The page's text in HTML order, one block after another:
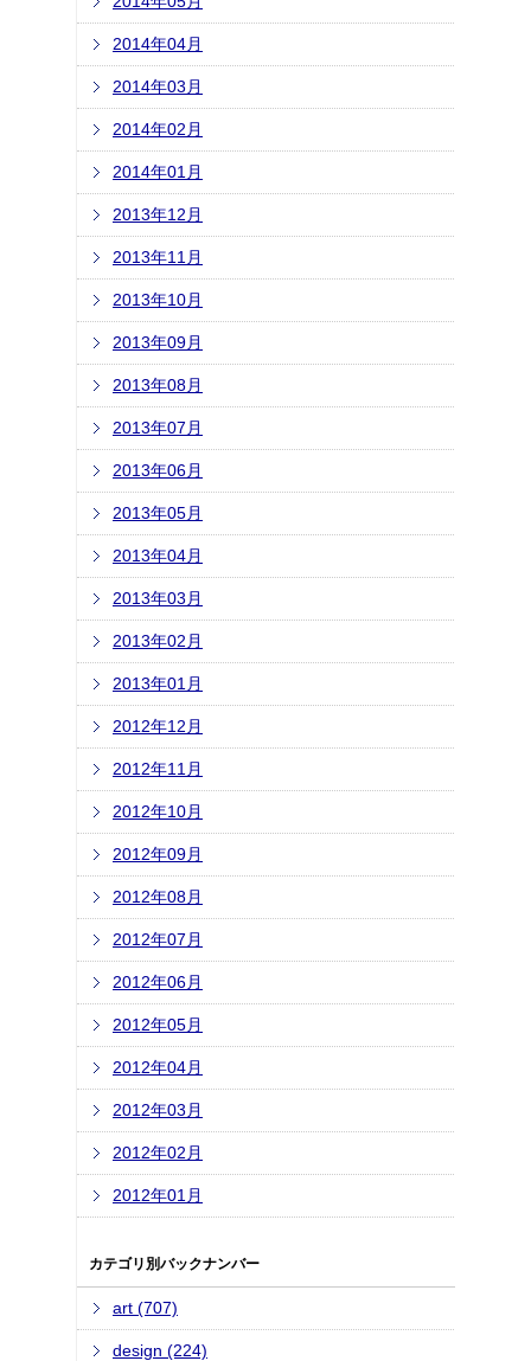
2014年04月
2014年03月
2014年02月
2014年01月
2013年12月
2013年11月
2013年10月
2013年09月
2013年08月
2013年07月
2013年06月
2013年05月
2013年04月
2013年03月
2013年02月
2013年01月
2012年12月
2012年11月
2012年10月
2012年09月
2012年08月
2012年07月
2012年06月
2012年05月
2012年04月
2012年03月
2012年02月
2012年01月
カテゴリ別バックナンバー
art (707)
design (224)